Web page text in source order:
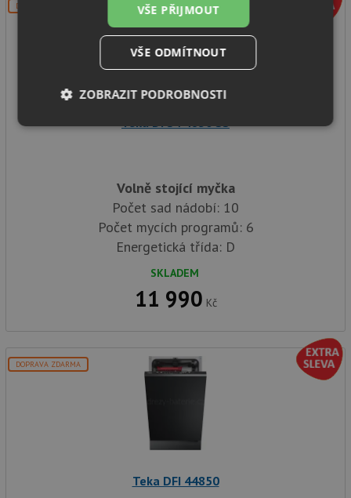
DOPRAVA ZDARMA
Teka DFS 74850 SS
Volně stojící myčka
Počet sad nádobí: 10
Počet mycích programů: 6
Energetická třída: D
SKLADEM
11 990 Kč
DOPRAVA ZDARMA
Teka DFI 44850
VŠE PŘIJMOUT
VŠE ODMÍTNOUT
ZOBRAZIT PODROBNOSTI
Nezbytně
Výkonové
Soubory
Funkční soubory
Nezařazené
soubory
Soubory cílení
Funkční soubory
Nezařazené soubory
Nezbytně nutné soubory cookie umožňují základní
funkce webových stránek, jako je přihlášení
uživatele a správa účtu. Webové stránky nelze bez
nezbytně nutných souborů cookie správně používat.
Doména